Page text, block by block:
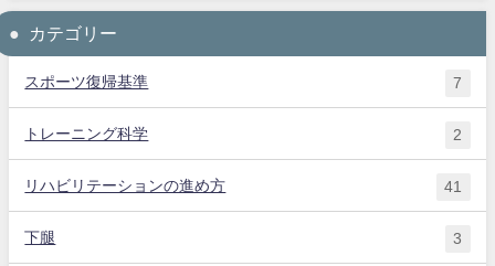
カテゴリー
スポーツ復帰基準 7
トレーニング科学 2
リハビリテーションの進め方 41
下腿 3